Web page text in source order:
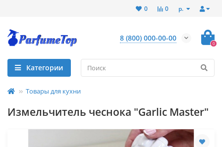
р.
0
0
8 (800) 000-00-00
0
Категории
Товары для кухни
Измельчитель чеснока "Garlic Master"